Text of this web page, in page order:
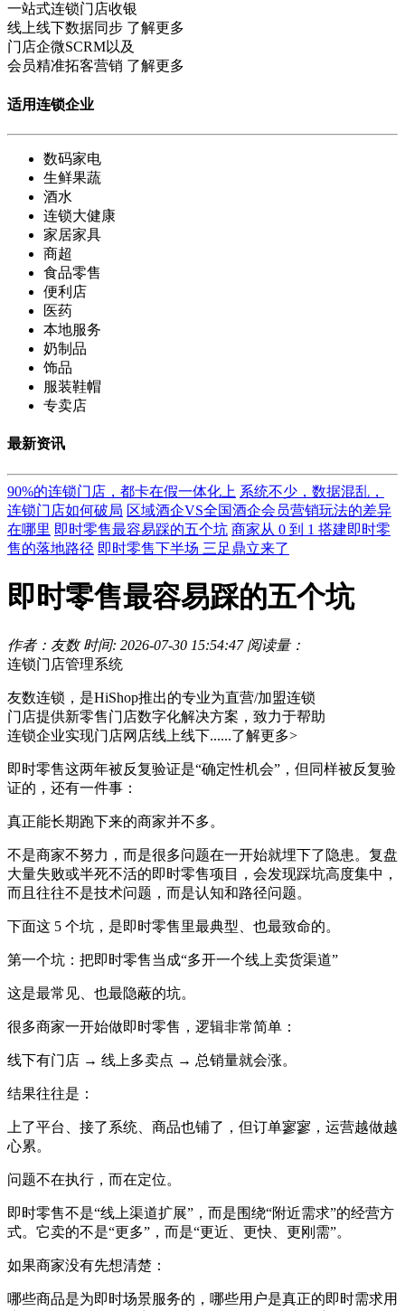
一站式连锁门店收银
线上线下数据同步 了解更多
门店企微SCRM以及
会员精准拓客营销 了解更多
适用连锁企业
数码家电
生鲜果蔬
酒水
连锁大健康
家居家具
商超
食品零售
便利店
医药
本地服务
奶制品
饰品
服装鞋帽
专卖店
最新资讯
90%的连锁门店，都卡在假一体化上 系统不少，数据混乱，
连锁门店如何破局 区域酒企VS全国酒企会员营销玩法的差异
在哪里 即时零售最容易踩的五个坑 商家从 0 到 1 搭建即时零
售的落地路径 即时零售下半场 三足鼎立来了
即时零售最容易踩的五个坑
作者：友数 时间: 2026-07-30 15:54:47 阅读量：
连锁门店管理系统
友数连锁，是HiShop推出的专业为直营/加盟连锁
门店提供新零售门店数字化解决方案，致力于帮助
连锁企业实现门店网店线上线下......了解更多>
即时零售这两年被反复验证是“确定性机会”，但同样被反复验
证的，还有一件事：
真正能长期跑下来的商家并不多。
不是商家不努力，而是很多问题在一开始就埋下了隐患。复盘
大量失败或半死不活的即时零售项目，会发现踩坑高度集中，
而且往往不是技术问题，而是认知和路径问题。
下面这 5 个坑，是即时零售里最典型、也最致命的。
第一个坑：把即时零售当成“多开一个线上卖货渠道”
这是最常见、也最隐蔽的坑。
很多商家一开始做即时零售，逻辑非常简单：
线下有门店 → 线上多卖点 → 总销量就会涨。
结果往往是：
上了平台、接了系统、商品也铺了，但订单寥寥，运营越做越
心累。
问题不在执行，而在定位。
即时零售不是“线上渠道扩展”，而是围绕“附近需求”的经营方
式。它卖的不是“更多”，而是“更近、更快、更刚需”。
如果商家没有先想清楚：
哪些商品是为即时场景服务的，哪些用户是真正的即时需求用